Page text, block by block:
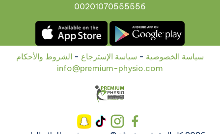
00201070555556
سياسة الخصوصية - سياسة الإسترجاع - الشروط والأحكام
info@premium-physio.com